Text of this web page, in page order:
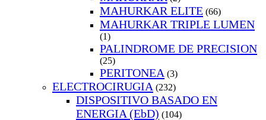
MAHURKAR ELITE (66)
MAHURKAR TRIPLE LUMEN
(1)
PALINDROME DE PRECISION
(25)
PERITONEA (3)
ELECTROCIRUGIA (232)
DISPOSITIVO BASADO EN
ENERGIA (EbD) (104)